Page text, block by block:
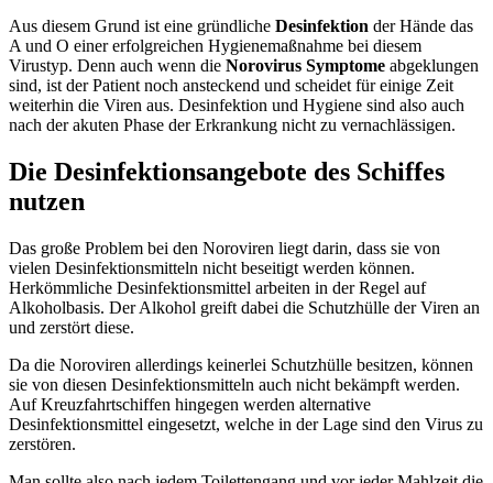
Aus diesem Grund ist eine gründliche Desinfektion der Hände das
A und O einer erfolgreichen Hygienemaßnahme bei diesem
Virustyp. Denn auch wenn die Norovirus Symptome abgeklungen
sind, ist der Patient noch ansteckend und scheidet für einige Zeit
weiterhin die Viren aus. Desinfektion und Hygiene sind also auch
nach der akuten Phase der Erkrankung nicht zu vernachlässigen.
Die Desinfektionsangebote des Schiffes
nutzen
Das große Problem bei den Noroviren liegt darin, dass sie von
vielen Desinfektionsmitteln nicht beseitigt werden können.
Herkömmliche Desinfektionsmittel arbeiten in der Regel auf
Alkoholbasis. Der Alkohol greift dabei die Schutzhülle der Viren an
und zerstört diese.
Da die Noroviren allerdings keinerlei Schutzhülle besitzen, können
sie von diesen Desinfektionsmitteln auch nicht bekämpft werden.
Auf Kreuzfahrtschiffen hingegen werden alternative
Desinfektionsmittel eingesetzt, welche in der Lage sind den Virus zu
zerstören.